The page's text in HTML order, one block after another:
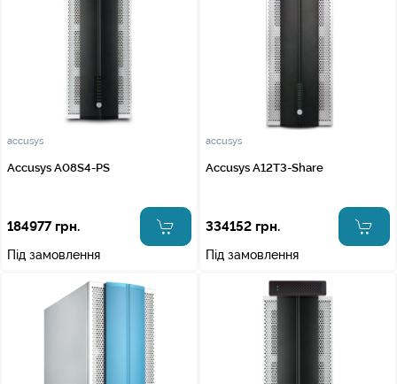
accusys
Accusys A08S4-PS
184977 грн.
Під замовлення
accusys
Accusys A12T3-Share
334152 грн.
Під замовлення